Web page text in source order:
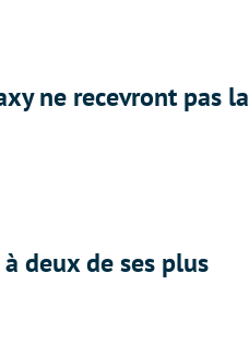
ne recevront pas la
deux de ses plus